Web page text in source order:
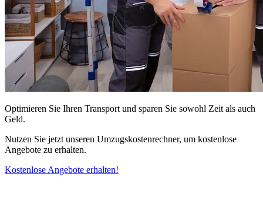
Optimieren Sie Ihren Transport und sparen Sie sowohl Zeit als auch
Geld.
Nutzen Sie jetzt unseren Umzugskostenrechner, um kostenlose
Angebote zu erhalten.
Kostenlose Angebote erhalten!